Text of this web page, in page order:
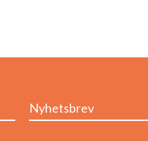
Nyhetsbrev